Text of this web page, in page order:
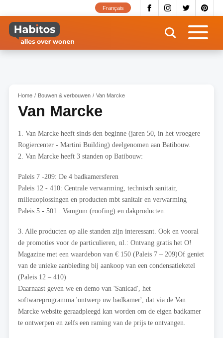
naar
inhoud
gaan
Français
Home Bouwen & verbouwen Van Marcke
Van Marcke
1. Van Marcke heeft sinds den beginne (jaren 50, in het vroegere
Rogiercenter - Martini Building) deelgenomen aan Batibouw.
2. Van Marcke heeft 3 standen op Batibouw:
Paleis 7 -209: De 4 badkamersferen
Paleis 12 - 410: Centrale verwarming, technisch sanitair,
milieuoplossingen en producten mbt sanitair en verwarming
Paleis 5 - 501 : Vamgum (roofing) en dakproducten.
3. Alle producten op alle standen zijn interessant. Ook en vooral
de promoties voor de particulieren, nl.: Ontvang gratis het O!
Magazine met een waardebon van € 150 (Paleis 7 – 209)Of geniet
van de unieke aanbieding bij aankoop van een condensatieketel
(Paleis 12 – 410)
Daarnaast geven we en demo van 'Sanicad', het
softwareprogramma 'ontwerp uw badkamer', dat via de Van
Marcke website geraadpleegd kan worden om de eigen badkamer
te ontwerpen en zelfs een raming van de prijs te ontvangen.